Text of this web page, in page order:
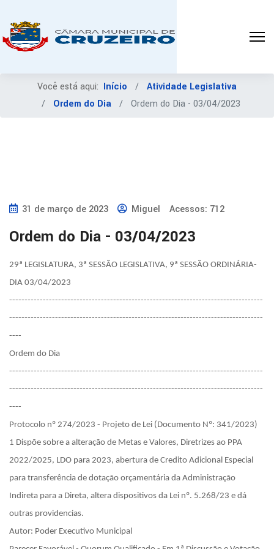
Você está aqui: Início
Atividade Legislativa
Ordem do Dia
Ordem do Dia - 03/04/2023
31 de março de 2023 Miguel Acessos: 712
Ordem do Dia - 03/04/2023
29ª LEGISLATURA, 3ª SESSÃO LEGISLATIVA, 9ª SESSÃO ORDINÁRIA-
DIA 03/04/2023
-----------------------------------------------------------------------------------
-----------------------------------------------------------------------------------
----
Ordem do Dia
-----------------------------------------------------------------------------------
-----------------------------------------------------------------------------------
----
Protocolo nº 274/2023 - Projeto de Lei (Documento Nº: 341/2023)
1 Dispõe sobre a alteração de Metas e Valores, Diretrizes ao PPA
2022/2025, LDO para 2023, abertura de Credito Adicional Especial
para transferência de dotação orçamentária da Administração
Indireta para a Direta, altera dispositivos da Lei nº. 5.268/23 e dá
outras providencias.
Autor: Poder Executivo Municipal